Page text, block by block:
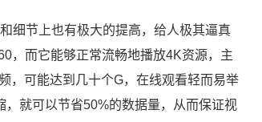
细节上也有极大的提高，给人极其逼真
，而它能够正常流畅地播放4K资源，主
，可能达到几十个G，在线观看轻而易举
就可以节省50%的数据量，从而保证视